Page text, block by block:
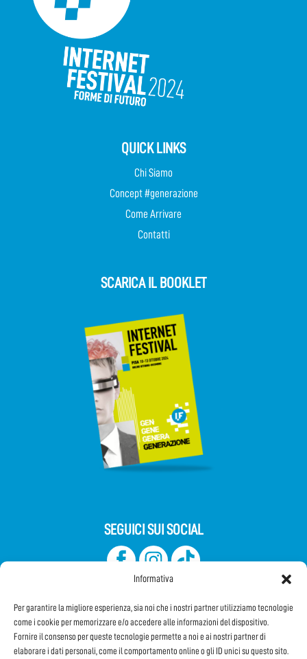
Informativa
Per garantire la migliore esperienza, sia noi che i nostri partner utilizziamo tecnologie
come i cookie per memorizzare e/o accedere alle informazioni del dispositivo.
Fornire il consenso per queste tecnologie permette a noi e ai nostri partner di
elaborare i dati personali, come il comportamento online o gli ID unici su questo sito.
QUICK LINKS
Chi Siamo
Concept #generazione
Come Arrivare
Contatti
SCARICA IL BOOKLET
SEGUICI SUI SOCIAL